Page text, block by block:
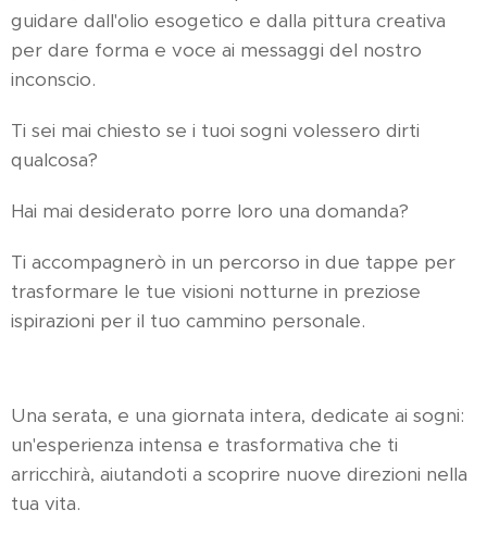
guidare dall'olio esogetico e dalla pittura creativa
per dare forma e voce ai messaggi del nostro
inconscio.
Ti sei mai chiesto se i tuoi sogni volessero dirti
qualcosa?
Hai mai desiderato porre loro una domanda?
Ti accompagnerò in un percorso in due tappe per
trasformare le tue visioni notturne in preziose
ispirazioni per il tuo cammino personale.
Una serata, e una giornata intera, dedicate ai sogni:
un'esperienza intensa e trasformativa che ti
arricchirà, aiutandoti a scoprire nuove direzioni nella
tua vita.